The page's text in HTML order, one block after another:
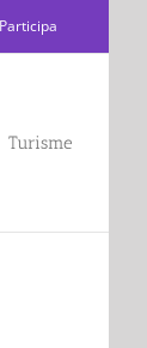
Participa
Turisme